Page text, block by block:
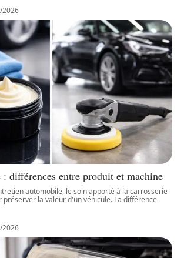
2026
différences entre produit et machine
automobile, le soin apporté à la carrosserie
la valeur d'un véhicule. La différence
2026